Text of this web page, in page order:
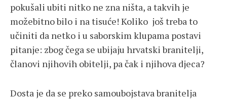
pokušali ubiti nitko ne zna ništa, a takvih je
možebitno bilo i na tisuće! Koliko još treba to
učiniti da netko i u saborskim klupama postavi
pitanje: zbog čega se ubijaju hrvatski branitelji,
članovi njihovih obitelji, pa čak i njihova djeca?
Dosta je da se preko samoubojstava branitelja